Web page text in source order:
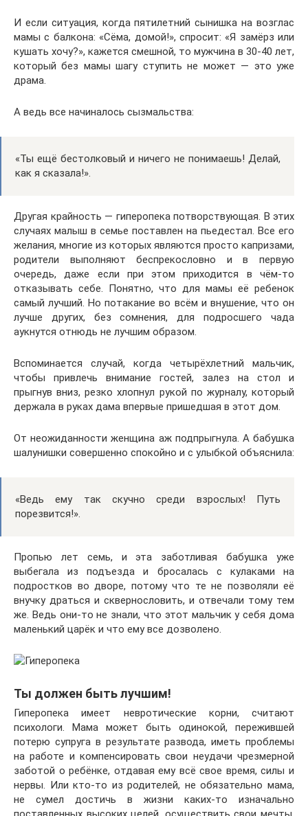
И если ситуация, когда пятилетний сынишка на возглас
мамы с балкона: «Сёма, домой!», спросит: «Я замёрз или
кушать хочу?», кажется смешной, то мужчина в 30-40 лет,
который без мамы шагу ступить не может — это уже
драма.
А ведь все начиналось сызмальства:
«Ты ещё бестолковый и ничего не понимаешь! Делай,
как я сказала!».
Другая крайность — гиперопека потворствующая. В этих
случаях малыш в семье поставлен на пьедестал. Все его
желания, многие из которых являются просто капризами,
родители выполняют беспрекословно и в первую
очередь, даже если при этом приходится в чём-то
отказывать себе. Понятно, что для мамы её ребенок
самый лучший. Но потакание во всём и внушение, что он
лучше других, без сомнения, для подросшего чада
аукнутся отнюдь не лучшим образом.
Вспоминается случай, когда четырёхлетний мальчик,
чтобы привлечь внимание гостей, залез на стол и
прыгнув вниз, резко хлопнул рукой по журналу, который
держала в руках дама впервые пришедшая в этот дом.
От неожиданности женщина аж подпрыгнула. А бабушка
шалунишки совершенно спокойно и с улыбкой объяснила:
«Ведь ему так скучно среди взрослых! Путь
порезвится!».
Пропью лет семь, и эта заботливая бабушка уже
выбегала из подъезда и бросалась с кулаками на
подростков во дворе, потому что те не позволяли её
внучку драться и сквернословить, и отвечали тому тем
же. Ведь они-то не знали, что этот мальчик у себя дома
маленький царёк и что ему все дозволено.
Ты должен быть лучшим!
Гиперопека имеет невротические корни, считают
психологи. Мама может быть одинокой, пережившей
потерю супруга в результате развода, иметь проблемы
на работе и компенсировать свои неудачи чрезмерной
заботой о ребёнке, отдавая ему всё свое время, силы и
нервы. Или кто-то из родителей, не обязательно мама,
не сумел достичь в жизни каких-то изначально